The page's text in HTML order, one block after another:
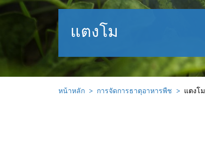
แตงโม
หน้าหลัก การจัดการธาตุอาหารพืช แตงโม